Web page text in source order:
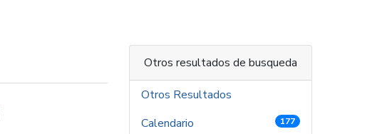
Otros resultados de busqueda
Otros Resultados
Calendario
177